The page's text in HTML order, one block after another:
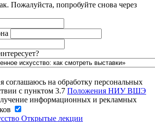
Пожалуйста, попробуйте снова через
соглашаюсь на обработку персональных
с пунктом 3.7 Положения НИУ ВШЭ
информационных и рекламных
Открытые лекции